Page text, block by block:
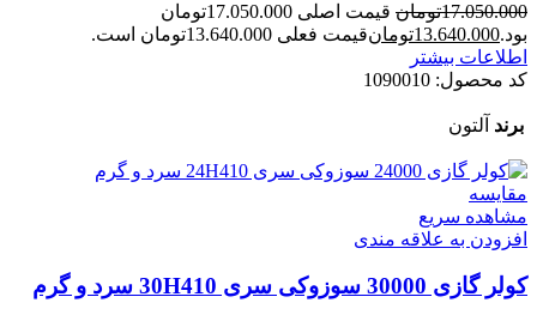
17.050.000تومان
قیمت اصلی 17.050.000تومان
بود.13.640.000تومانقیمت فعلی 13.640.000تومان است.
اطلاعات بیشتر
کد محصول: 1090010
برند آلتون
مقایسه
مشاهده سریع
افزودن به علاقه مندی
کولر گازی 30000 سوزوکی سری 30H410 سرد و گرم